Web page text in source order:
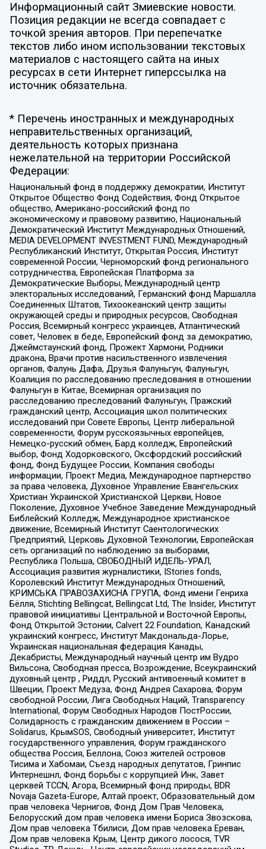
Информационный сайт Змиевские новости.
Позиция редакции не всегда совпадает с
точкой зрения авторов. При перепечатке
текстов либо ином использовании текстовых
материалов с настоящего сайта на иных
ресурсах в сети Интернет гиперссылка на
источник обязательна.
* Перечень иностранных и международных
неправительственных организаций,
деятельность которых признана
нежелательной на территории Российской
Федерации:
Национальный фонд в поддержку демократии, Институт
Открытое Общество Фонд Содействия, Фонд Открытое
общество, Американо-российский фонд по
экономическому и правовому развитию, Национальный
Демократический Институт Международных Отношений,
MEDIA DEVELOPMENT INVESTMENT FUND, Международный
Республиканский Институт, Открытая Россия, Институт
современной России, Черноморский фонд регионального
сотрудничества, Европейская Платформа за
Демократические Выборы, Международный центр
электоральных исследований, Германский фонд Маршалла
Соединенных Штатов, Тихоокеанский центр защиты
окружающей среды и природных ресурсов, Свободная
Россия, Всемирный конгресс украинцев, Атлантический
совет, Человек в беде, Европейский фонд за демократию,
Джеймстаунский фонд, Прожект Хармони, Родники
дракона, Врачи против насильственного извлечения
органов, Фалунь Дафа, Друзья Фалуньгун, Фалуньгун,
Коалиция по расследованию преследования в отношении
Фалуньгун в Китае, Всемирная организация по
расследованию преследований Фалуньгун, Пражский
гражданский центр, Ассоциация школ политических
исследований при Совете Европы, Центр либеральной
современности, Форум русскоязычных европейцев,
Немецко-русский обмен, Бард колледж, Европейский
выбор, Фонд Ходорковского, Оксфордский российский
фонд, Фонд Будущее России, Компания свободы
информации, Проект Медиа, Международное партнерство
за права человека, Духовное Управление Евангельских
Христиан Украинской Христианской Церкви, Новое
Поколение, Духовное Учебное Заведение Международный
Библейский Колледж, Международное христианское
движение, Всемирный Институт Саентологических
Предприятий, Церковь Духовной Технологии, Европейская
сеть организаций по наблюдению за выборами,
Республика Польша, СВОБОДНЫЙ ИДЕЛЬ-УРАЛ,
Ассоциация развития журналистики, IStories fonds,
Королевский Институт Международных Отношений,
КРИМСЬКА ПРАВОЗАХИСНА ГРУПА, Фонд имени Генриха
Бёлля, Stichting Bellingcat, Bellingcat Ltd, The Insider, Институт
правовой инициативы Центральной и Восточной Европы,
Фонд Открытой Эстонии, Calvert 22 Foundation, Канадский
украинский конгресс, Институт Макдональда-Лорье,
Украинская национальная федерация Канады,
Декабристы, Международный научный центр им Вудро
Вильсона, Свободная пресса, Возрождение, Всеукраинский
духовный центр , Риддл, Русский антивоенный комитет в
Швеции, Проект Медуза, Фонд Андрея Сахарова, Форум
свободной России, Лига Свободных Наций, Transparеncy
International, Форум Свободных Народов ПостРоссии,
Солидарность с гражданским движением в России –
Solidarus, КрымSOS, Свободный университет, Институт
государственного управления, Форум гражданского
общества Россия, Беллона, Союз жителей островов
Тисима и Хабомаи, Съезд народных депутатов, Гринпис
Интернешнл, Фонд борьбы с коррупцией Инк, Завет
церквей TCCN, Агора, Всемирный фонд природы, BDR
Novaja Gazeta-Europe, Алтай проект, Образовательный дом
прав человека Чернигов, Фонд Дом Прав Человека,
Белорусский дом прав человека имени Бориса Звозскова,
Дом прав человека Тбилиси, Дом прав человека Ереван,
Дом прав человека Крым, Центр дикого лосося, TVR